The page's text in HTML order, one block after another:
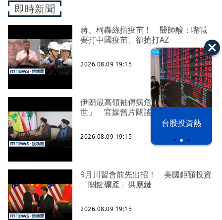
台股投資熱
即時新聞
蔣、柯轟綠擋疫苗！ 醫師酸：嘴喊
要打中國疫苗、卻搶打AZ
2026.08.09 19:15
伊朗最高領袖傳病危「恐隨時過
世」 官媒舊片闢謠被抓包
2026.08.09 19:15
9月川習會前先出招！ 美國鉅額投資
「關鍵礦產」供應鏈
2026.08.09 19:15